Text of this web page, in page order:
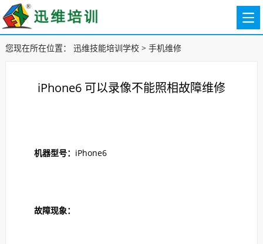
您现在所在位置： 迅维技能培训学校> 手机维修
iPhone6 可以录像不能照相故障维修
机器型号： iPhone6
故障现象：